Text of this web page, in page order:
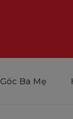
Góc Ba Mẹ